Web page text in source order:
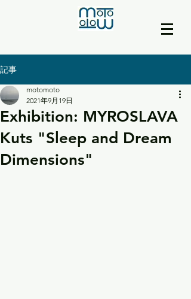
記事
Exhibition: MYROSLAVA
Kuts "Sleep and Dream
Dimensions"
motomoto
2021年9月19日